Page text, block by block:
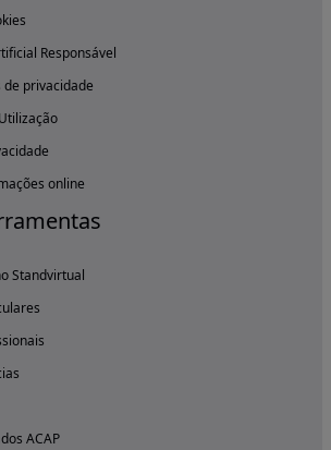
Responsável
privacidade
online
Standvirtual
ACAP